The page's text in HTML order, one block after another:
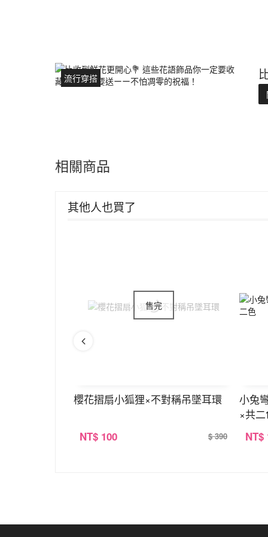
流行穿搭
相關商品
其他人也買了
櫻花摺扇小狐狸×不對稱吊墜耳環
NT$ 100 $ 390
小兔
×共
NT$